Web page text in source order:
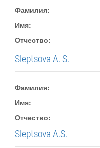
Фамилия:
Имя:
Отчество:
Sleptsova A. S.
Фамилия:
Имя:
Отчество:
Sleptsova A.S.